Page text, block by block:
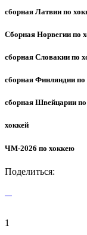
сборная Латвии по
Сборная Норвегии по
сборная Словакии по
сборная Финляндии
сборная Швейцарии
хоккей
ЧМ-2026 по хоккею
Поделиться:
1